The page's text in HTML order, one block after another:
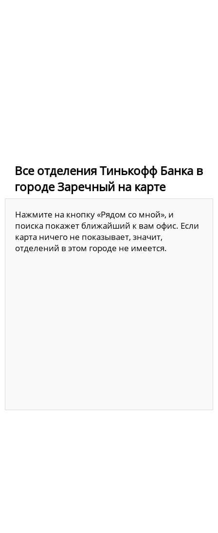
Все отделения Тинькофф Банка в
городе Заречный на карте
Нажмите на кнопку «Рядом со мной», и
поиска покажет ближайший к вам офис. Если
карта ничего не показывает, значит,
отделений в этом городе не имеется.